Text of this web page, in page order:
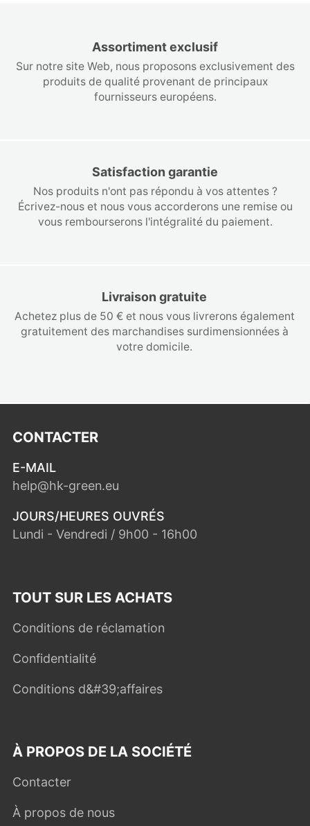
Assortiment exclusif
Sur notre site Web, nous proposons exclusivement des
produits de qualité provenant de principaux
fournisseurs européens.
Satisfaction garantie
Nos produits n'ont pas répondu à vos attentes ?
Écrivez-nous et nous vous accorderons une remise ou
vous rembourserons l'intégralité du paiement.
Livraison gratuite
Achetez plus de 50 € et nous vous livrerons également
gratuitement des marchandises surdimensionnées à
votre domicile.
CONTACTER
E-MAIL
help@hk-green.eu
JOURS/HEURES OUVRÉS
Lundi - Vendredi / 9h00 - 16h00
TOUT SUR LES ACHATS
Conditions de réclamation
Confidentialité
Conditions d&#39;affaires
À PROPOS DE LA SOCIÉTÉ
Contacter
À propos de nous